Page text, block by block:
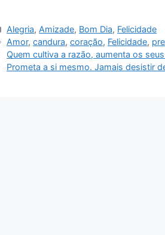
Categorias
Alegria, Amizade, Bom Dia, Felicidade
Tags
Amor,candura,coração, Felicidade,
Quem cultiva a razão, aumenta os
Prometa a si mesmo. Jamais desistir